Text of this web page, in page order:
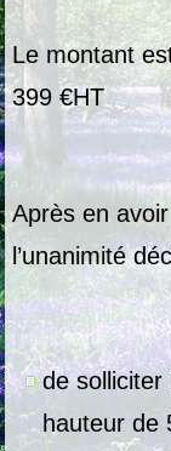
Le montant
399 €HT
Après en
l’unanimité
de solliciter
hauteur de